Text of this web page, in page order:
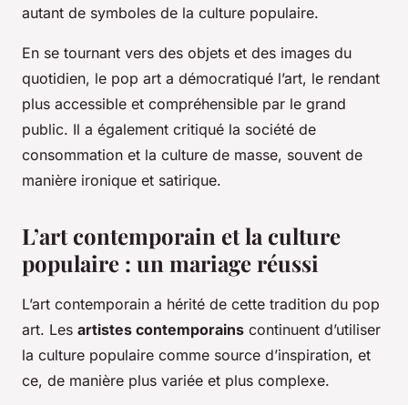
autant de symboles de la culture populaire.
En se tournant vers des objets et des images du
quotidien, le pop art a démocratiqué l’art, le rendant
plus accessible et compréhensible par le grand
public. Il a également critiqué la société de
consommation et la culture de masse, souvent de
manière ironique et satirique.
L’art contemporain et la culture
populaire : un mariage réussi
L’art contemporain a hérité de cette tradition du pop
art. Les artistes contemporains continuent d’utiliser
la culture populaire comme source d’inspiration, et
ce, de manière plus variée et plus complexe.